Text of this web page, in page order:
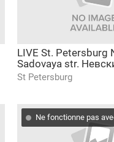
LIVE St. Petersburg
Sadovaya str.
проспект Садовая
Санкт-Петербург
St Petersburg
Ne fonctionne pas